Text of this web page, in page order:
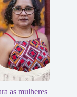
as mulheres